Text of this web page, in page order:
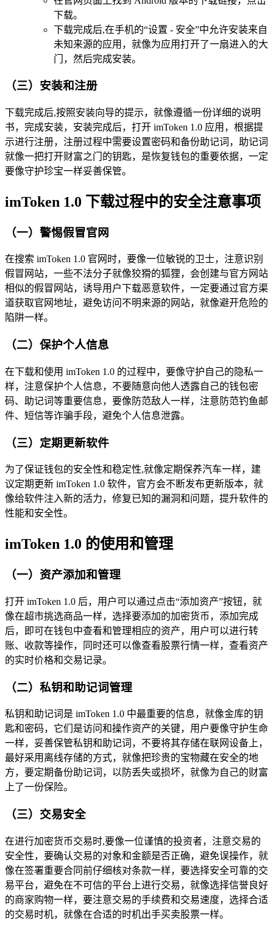
下载。
下载完成后,在手机的“设置 - 安全”中允许安装来自
未知来源的应用，就像为应用打开了一扇进入的大
门，然后完成安装。
（三）安装和注册
下载完成后,按照安装向导的提示，就像遵循一份详细的说明
书，完成安装，安装完成后，打开 imToken 1.0 应用，根据提
示进行注册，注册过程中需要设置密码和备份助记词，助记词
就像一把打开财富之门的钥匙，是恢复钱包的重要依据，一定
要像守护珍宝一样妥善保管。
imToken 1.0 下载过程中的安全注意事项
（一）警惕假冒官网
在搜索 imToken 1.0 官网时，要像一位敏锐的卫士，注意识别
假冒网站，一些不法分子就像狡猾的狐狸，会创建与官方网站
相似的假冒网站，诱导用户下载恶意软件，一定要通过官方渠
道获取官网地址，避免访问不明来源的网站，就像避开危险的
陷阱一样。
（二）保护个人信息
在下载和使用 imToken 1.0 的过程中，要像守护自己的隐私一
样，注意保护个人信息，不要随意向他人透露自己的钱包密
码、助记词等重要信息，要像防范敌人一样，注意防范钓鱼邮
件、短信等诈骗手段，避免个人信息泄露。
（三）定期更新软件
为了保证钱包的安全性和稳定性,就像定期保养汽车一样，建
议定期更新 imToken 1.0 软件，官方会不断发布更新版本，就
像给软件注入新的活力，修复已知的漏洞和问题，提升软件的
性能和安全性。
imToken 1.0 的使用和管理
（一）资产添加和管理
打开 imToken 1.0 后，用户可以通过点击“添加资产”按钮，就
像在超市挑选商品一样，选择要添加的加密货币，添加完成
后，即可在钱包中查看和管理相应的资产，用户可以进行转
账、收款等操作，同时还可以像查看股票行情一样，查看资产
的实时价格和交易记录。
（二）私钥和助记词管理
私钥和助记词是 imToken 1.0 中最重要的信息，就像金库的钥
匙和密码，它们是访问和操作资产的关键，用户要像守护生命
一样，妥善保管私钥和助记词，不要将其存储在联网设备上，
最好采用离线存储的方式，就像把珍贵的宝物藏在安全的地
方，要定期备份助记词，以防丢失或损坏，就像为自己的财富
上了一份保险。
（三）交易安全
在进行加密货币交易时,要像一位谨慎的投资者，注意交易的
安全性，要确认交易的对象和金额是否正确，避免误操作，就
像在签署重要合同前仔细核对条款一样，要选择安全可靠的交
易平台，避免在不可信的平台上进行交易，就像选择信誉良好
的商家购物一样，要注意交易的手续费和交易速度，选择合适
的交易时机，就像在合适的时机出手买卖股票一样。